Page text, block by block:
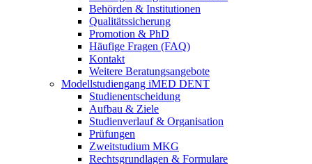
Behörden & Institutionen
Qualitätssicherung
Promotion & PhD
Häufige Fragen (FAQ)
Kontakt
Weitere Beratungsangebote
Modellstudiengang iMED DENT
Studienentscheidung
Aufbau & Ziele
Studienverlauf & Organisation
Prüfungen
Zweitstudium MKG
Rechtsgrundlagen & Formulare